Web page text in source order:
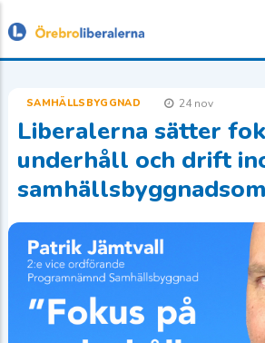
SAMHÄLLSBYGGNAD 24 nov
Liberalerna sätter
underhåll och drift